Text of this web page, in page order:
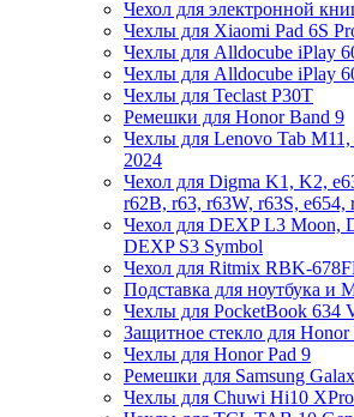
Чехол для электронной
Чехлы для Xiaomi Pad 6S
Чехлы для Alldocube iPlay
Чехлы для Alldocube iPlay
Чехлы для Teclast P30T
Ремешки для Honor Band 9
Чехлы для Lenovo Tab M11,
2024
Чехол для Digma K1, K2,
r62B, r63, r63W, r63S, e654,
Чехол для DEXP L3 Moon,
DEXP S3 Symbol
Чехол для Ritmix RBK-
Подставка для ноутбука и
Чехлы для PocketBook 634
Защитное стекло для Honor
Чехлы для Honor Pad 9
Ремешки для Samsung
Чехлы для Chuwi Hi10